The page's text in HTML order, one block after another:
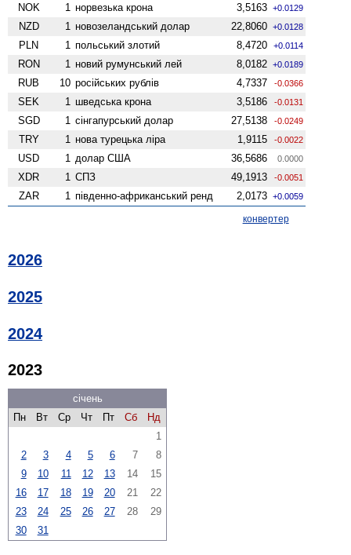
NOK 1 норвезька крона 3,5163 +0.0129
NZD 1 ново­зеландський долар 22,8060 +0.0128
PLN 1 польський злотий 8,4720 +0.0114
RON 1 новий румунський лей 8,0182 +0.0189
RUB 10 російських рублів 4,7337 -0.0366
SEK 1 шведська крона 3,5186 -0.0131
SGD 1 сінгапурський долар 27,5138 -0.0249
TRY 1 нова турецька ліра 1,9115 -0.0022
USD 1 долар США 36,5686 0.0000
XDR 1 СПЗ 49,1913 -0.0051
ZAR 1 південно-африканський ренд 2,0173 +0.0059
конвертер
2026
2025
2024
2023
січень
Пн
Вт Ср Чт Пт Сб
Нд
1
2
3 4 5 6 7
8
9
10 11 12 13 14
15
16
17 18 19 20 21
22
23
24 25 26 27 28
29
30
31